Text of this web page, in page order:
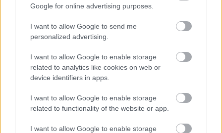
Google for online advertising purposes.
I want to allow Google to send me
personalized advertising.
I want to allow Google to enable storage
related to analytics like cookies on web or
device identifiers in apps.
I want to allow Google to enable storage
related to functionality of the website or app.
I want to allow Google to enable storage
ΙΣΑ για έξαρση του ιού του Δυτικού
Νείλου στην Αττική: Ζητά άμεση
εντατικοποίηση των μέτρων κατά των
κουνουπιών